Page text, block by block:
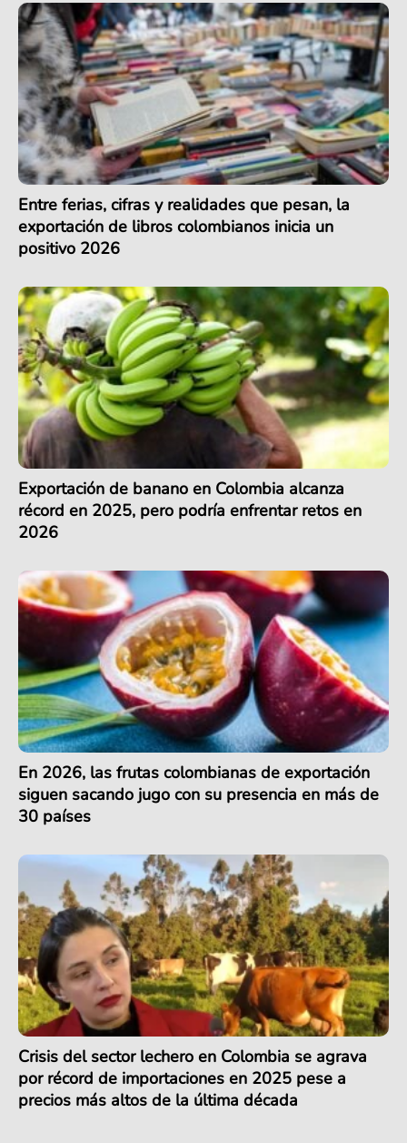
Entre ferias, cifras y realidades que pesan, la
exportación de libros colombianos inicia un
positivo 2026
Exportación de banano en Colombia alcanza
récord en 2025, pero podría enfrentar retos en
2026
En 2026, las frutas colombianas de exportación
siguen sacando jugo con su presencia en más de
30 países
Crisis del sector lechero en Colombia se agrava
por récord de importaciones en 2025 pese a
precios más altos de la última década